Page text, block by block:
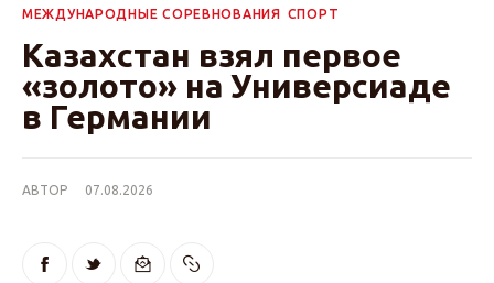
МЕЖДУНАРОДНЫЕ СОРЕВНОВАНИЯ СПОРТ
Казахстан взял первое
«золото» на Универсиаде
в Германии
АВТОР 07.08.2026